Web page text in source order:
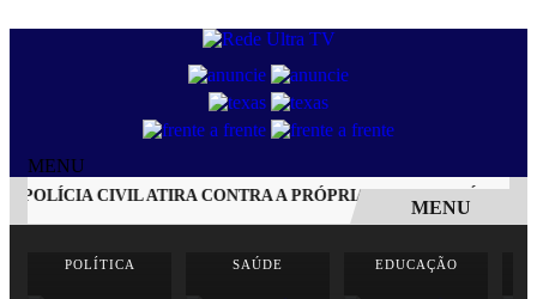
MENU
CIVIL ATIRA CONTRA A PRÓPRIA CABEÇA APÓS
EM ALTA
MENU
POLÍTICA SAÚDE EDUCAÇÃO